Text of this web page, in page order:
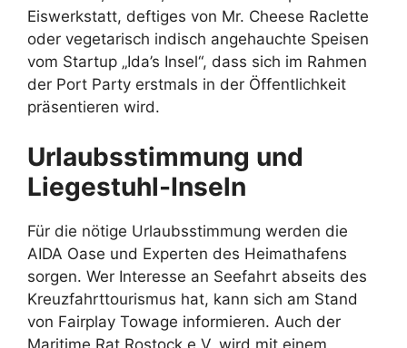
Eiswerkstatt, deftiges von Mr. Cheese Raclette
oder vegetarisch indisch angehauchte Speisen
vom Startup „Ida’s Insel“, dass sich im Rahmen
der Port Party erstmals in der Öffentlichkeit
präsentieren wird.
Urlaubsstimmung und
Liegestuhl-Inseln
Für die nötige Urlaubsstimmung werden die
AIDA Oase und Experten des Heimathafens
sorgen. Wer Interesse an Seefahrt abseits des
Kreuzfahrttourismus hat, kann sich am Stand
von Fairplay Towage informieren. Auch der
Maritime Rat Rostock e.V. wird mit einem